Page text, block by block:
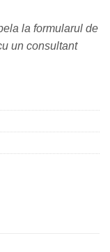
la formularul de
un consultant